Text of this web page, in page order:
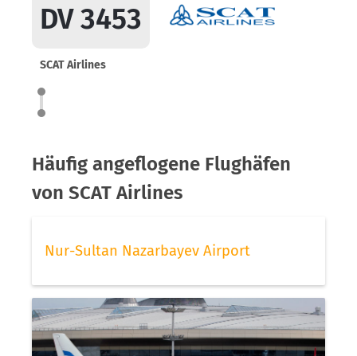
DV 3453
SCAT Airlines
Häufig angeflogene Flughäfen
von SCAT Airlines
Nur-Sultan Nazarbayev Airport